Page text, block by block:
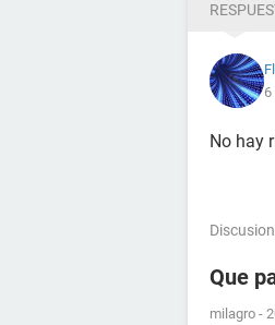
No hay
Que
milagro -